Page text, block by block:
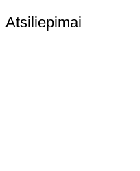
Atsiliepimai